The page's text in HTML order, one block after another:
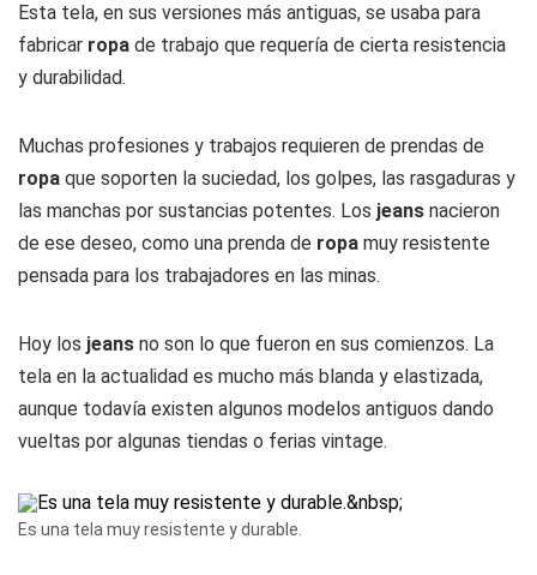
Esta tela, en sus versiones más antiguas, se usaba para
fabricar ropa de trabajo que requería de cierta resistencia
y durabilidad.
Muchas profesiones y trabajos requieren de prendas de
ropa que soporten la suciedad, los golpes, las rasgaduras y
las manchas por sustancias potentes. Los jeans nacieron
de ese deseo, como una prenda de ropa muy resistente
pensada para los trabajadores en las minas.
Hoy los jeans no son lo que fueron en sus comienzos. La
tela en la actualidad es mucho más blanda y elastizada,
aunque todavía existen algunos modelos antiguos dando
vueltas por algunas tiendas o ferias vintage.
Es una tela muy resistente y durable.